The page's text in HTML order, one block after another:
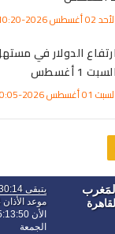
الأحد 02 أغسطس 2026-10:20
ارتفاع الدولار في
السبت 1 أغسطس
السبت 01 أغسطس 2026-10:05